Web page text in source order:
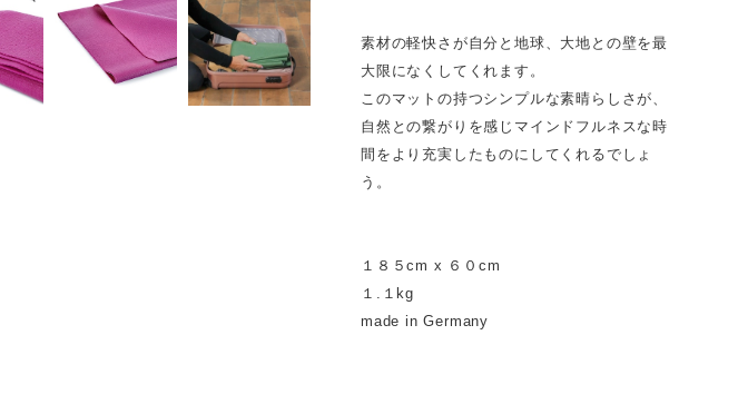
素材の軽快さが自分と地球、大地との壁を最
大限になくしてくれます。
このマットの持つシンプルな素晴らしさが、
自然との繋がりを感じマインドフルネスな時
間をより充実したものにしてくれるでしょ
う。
１８５cm x ６０cm
１.１kg
made in Germany